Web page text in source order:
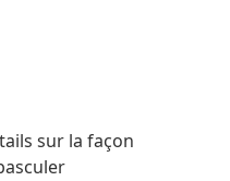
sur la façon